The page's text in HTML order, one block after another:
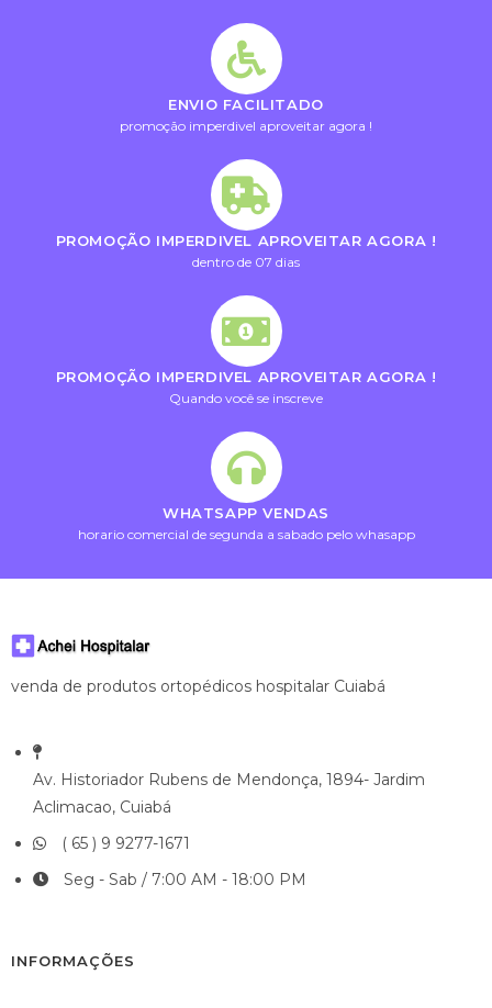
ENVIO FACILITADO
promoção imperdivel aproveitar agora !
PROMOÇÃO IMPERDIVEL APROVEITAR AGORA !
dentro de 07 dias
PROMOÇÃO IMPERDIVEL APROVEITAR AGORA !
Quando você se inscreve
WHATSAPP VENDAS
horario comercial de segunda a sabado pelo whasapp
venda de produtos ortopédicos hospitalar Cuiabá
Av. Historiador Rubens de Mendonça, 1894- Jardim
Aclimacao, Cuiabá
( 65 ) 9 9277-1671
Seg - Sab / 7:00 AM - 18:00 PM
INFORMAÇÕES